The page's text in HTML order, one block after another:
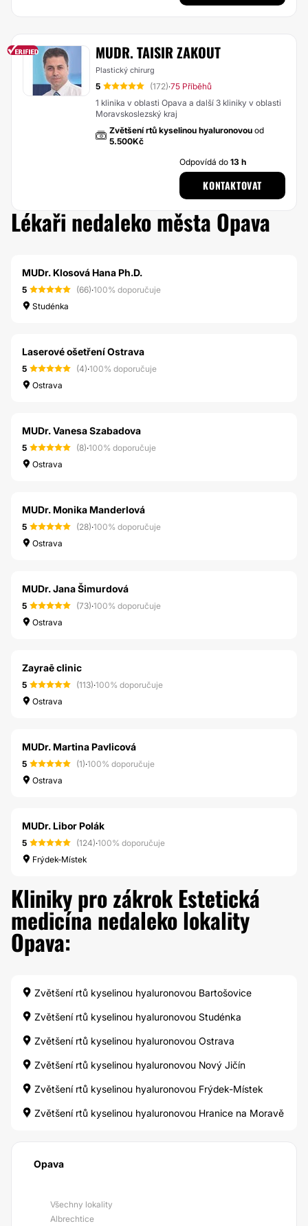
MUDR. TAISIR ZAKOUT
Plastický chirurg
5 (172)·75 Příběhů
1 klinika v oblasti Opava a další 3 kliniky v oblasti
Moravskoslezský kraj
Zvětšení rtů kyselinou hyaluronovou od
5.500Kč
Odpovídá do13 h
KONTAKTOVAT
Lékaři nedaleko města Opava
MUDr. Klosová Hana Ph.D.
5 (66)·100% doporučuje
Studénka
Laserové ošetření Ostrava
5 (4)·100% doporučuje
Ostrava
MUDr. Vanesa Szabadova
5 (8)·100% doporučuje
Ostrava
MUDr. Monika Manderlová
5 (28)·100% doporučuje
Ostrava
MUDr. Jana Šimurdová
5 (73)·100% doporučuje
Ostrava
Zayraē clinic
5 (113)·100% doporučuje
Ostrava
MUDr. Martina Pavlicová
5 (1)·100% doporučuje
Ostrava
MUDr. Libor Polák
5 (124)·100% doporučuje
Frýdek-Místek
Kliniky pro zákrok Estetická
medicína nedaleko lokality
Opava:
Zvětšení rtů kyselinou hyaluronovou Bartošovice
Zvětšení rtů kyselinou hyaluronovou Studénka
Zvětšení rtů kyselinou hyaluronovou Ostrava
Zvětšení rtů kyselinou hyaluronovou Nový Jičín
Zvětšení rtů kyselinou hyaluronovou Frýdek-Místek
Zvětšení rtů kyselinou hyaluronovou Hranice na Moravě
Opava
Všechny lokality
Albrechtice